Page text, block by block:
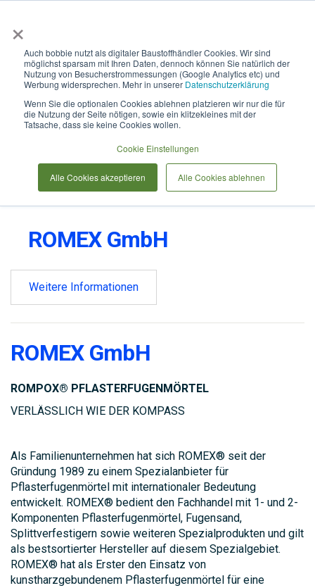
×
Auch bobbie nutzt als digitaler Baustoffhändler Cookies. Wir sind
möglichst sparsam mit Ihren Daten, dennoch können Sie natürlich der
Nutzung von Besucherstrommessungen (Google Analytics etc) und
Werbung widersprechen. Mehr in unserer Datenschutzerklärung
Wenn Sie die optionalen Cookies ablehnen platzieren wir nur die für
die Nutzung der Seite nötigen, sowie ein klitzekleines mit der
Tatsache, dass sie keine Cookies wollen.
Cookie Einstellungen
Alle Cookies akzeptieren Alle Cookies ablehnen
ROMEX GmbH
Weitere Informationen
ROMEX GmbH
ROMPOX® PFLASTERFUGENMÖRTEL
VERLÄSSLICH WIE DER KOMPASS
Als Familienunternehmen hat sich ROMEX® seit der
Gründung 1989 zu einem Spezialanbieter für
Pflasterfugenmörtel mit internationaler Bedeutung
entwickelt. ROMEX® bedient den Fachhandel mit 1- und 2-
Komponenten Pflasterfugenmörtel, Fugensand,
Splittverfestigern sowie weiteren Spezialprodukten und gilt
als bestsortierter Hersteller auf diesem Spezialgebiet.
ROMEX® hat als Erster den Einsatz von
kunstharzgebundenem Pflasterfugenmörtel für eine